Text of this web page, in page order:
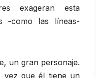
exageran esta
-como las líneas-
un gran personaje.
vez que él tiene un